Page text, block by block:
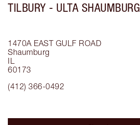
TILBURY - ULTA SHAUMBURG
1470A EAST GULF ROAD
Shaumburg
IL
60173
(412) 366-0492